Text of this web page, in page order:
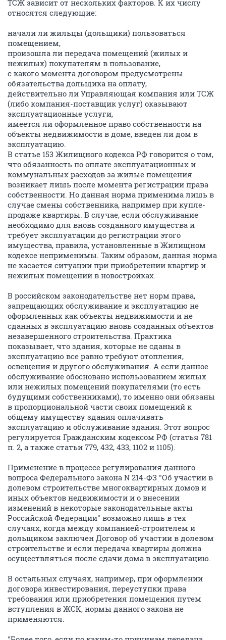
ТСЖ зависит от нескольких факторов. К их числу
относятся следующие:
начали ли жильцы (дольщики) пользоваться
помещением,
произошла ли передача помещений (жилых и
нежилых) покупателям в пользование,
с какого момента договором предусмотрены
обязательства дольщика на оплату,
действительно ли Управляющая компания или ТСЖ
(либо компания-поставщик услуг) оказывают
эксплуатационные услуги,
имеется ли оформленное право собственности на
объекты недвижимости в доме, введен ли дом в
эксплуатацию.
В статье 153 Жилищного кодекса РФ говорится о том,
что обязанность по оплате эксплуатационных и
коммунальных расходов за жилые помещения
возникает лишь после момента регистрации права
собственности. Но данная норма применима лишь в
случае смены собственника, например при купле-
продаже квартиры. В случае, если обслуживание
необходимо для вновь созданного имущества и
требует эксплуатации до регистрации этого
имущества, правила, установленные в Жилищном
кодексе неприменимы. Таким образом, данная норма
не касается ситуации при приобретении квартир и
нежилых помещений в новостройках.
В российском законодательстве нет норм права,
запрещающих обслуживание и эксплуатацию не
оформленных как объекты недвижимости и не
сданных в эксплуатацию вновь созданных объектов
незавершенного строительства. Практика
показывает, что здания, которые не сданы в
эксплуатацию все равно требуют отопления,
освещения и другого обслуживания. А если данное
обслуживание обосновано использованием жилых
или нежилых помещений покупателями (то есть
будущими собственниками), то именно они обязаны
в пропорциональной части своих помещений к
общему имуществу здания оплачивать
эксплуатацию и обслуживание здания. Этот вопрос
регулируется Гражданским кодексом РФ (статья 781
п. 2, а также статьи 779, 432, 433, 1102 и 1105).
Применение в процессе регулирования данного
вопроса Федерального закона N 214-ФЗ "Об участии в
долевом строительстве многоквартирных домов и
иных объектов недвижимости и о внесении
изменений в некоторые законодательные акты
Российской Федерации" возможно лишь в тех
случаях, когда между компанией-строителем и
дольщиком заключен Договор об участии в долевом
строительстве и если передача квартиры должна
осуществляться после сдачи дома в эксплуатацию.
В остальных случаях, например, при оформлении
договора инвестирования, переуступки права
требования или приобретения помещения путем
вступления в ЖСК, нормы данного закона не
применяются.